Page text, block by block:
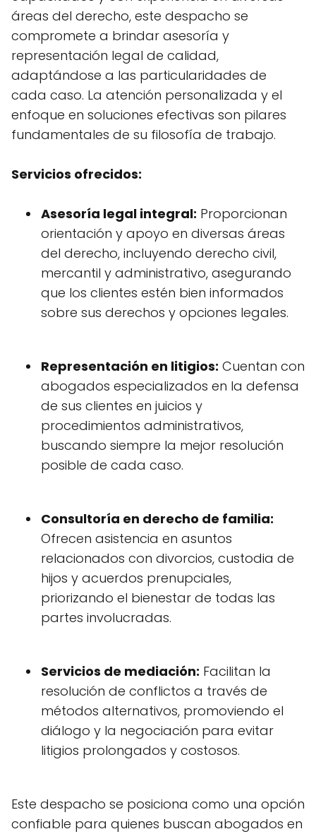
áreas del derecho, este despacho se
compromete a brindar asesoría y
representación legal de calidad,
adaptándose a las particularidades de
cada caso. La atención personalizada y el
enfoque en soluciones efectivas son pilares
fundamentales de su filosofía de trabajo.
Servicios ofrecidos:
Asesoría legal integral: Proporcionan
orientación y apoyo en diversas áreas
del derecho, incluyendo derecho civil,
mercantil y administrativo, asegurando
que los clientes estén bien informados
sobre sus derechos y opciones legales.
Representación en litigios: Cuentan con
abogados especializados en la defensa
de sus clientes en juicios y
procedimientos administrativos,
buscando siempre la mejor resolución
posible de cada caso.
Consultoría en derecho de familia:
Ofrecen asistencia en asuntos
relacionados con divorcios, custodia de
hijos y acuerdos prenupciales,
priorizando el bienestar de todas las
partes involucradas.
Servicios de mediación: Facilitan la
resolución de conflictos a través de
métodos alternativos, promoviendo el
diálogo y la negociación para evitar
litigios prolongados y costosos.
Este despacho se posiciona como una opción
confiable para quienes buscan abogados en